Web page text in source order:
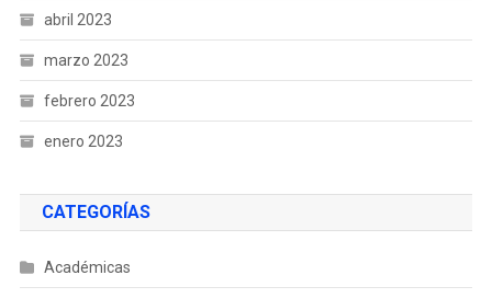
abril 2023
marzo 2023
febrero 2023
enero 2023
CATEGORÍAS
Académicas